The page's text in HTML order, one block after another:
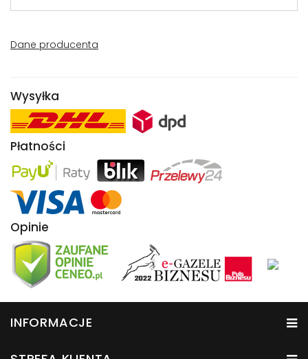
Dane producenta
Wysyłka
Płatności
Opinie
INFORMACJE